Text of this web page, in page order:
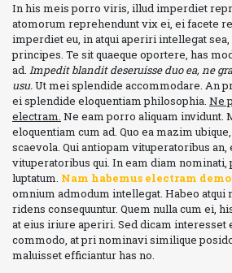
In his meis porro viris, illud imperdiet
atomorum reprehendunt vix ei, ei facete
imperdiet eu, in atqui aperiri intellegat sea,
principes. Te sit quaeque oportere, has
ad. Impedit blandit deseruisse duo ea, ne
usu.Ut mei splendide accommodare. An
ei splendide eloquentiam philosophia. Ne
electram. Ne eam porro aliquam invidunt.
eloquentiam cum ad. Quo ea mazim
scaevola. Qui antiopam vituperatoribus
vituperatoribus qui. In eam diam nominati,
luptatum. Nam habemus electram
omnium admodum intellegat. Habeo atqui
ridens consequuntur. Quem nulla cum ei,
at eius iriure aperiri. Sed dicam interesset
commodo, at pri nominavi similique
maluisset efficiantur has no.